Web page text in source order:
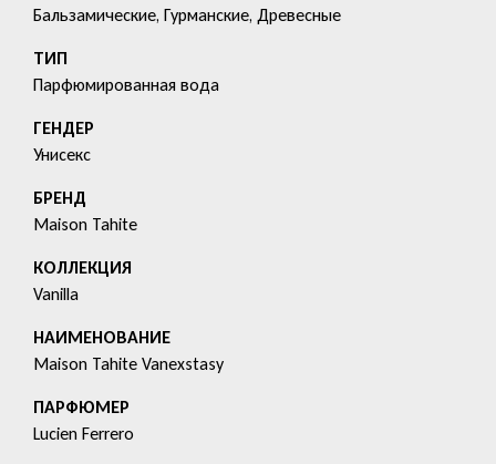
Бальзамические, Гурманские, Древесные
ТИП
Парфюмированная вода
ГЕНДЕР
Унисекс
БРЕНД
Maison Tahite
КОЛЛЕКЦИЯ
Vanilla
HАИМЕНОВАНИЕ
Maison Tahite Vanexstasy
ПАРФЮМЕР
Lucien Ferrero